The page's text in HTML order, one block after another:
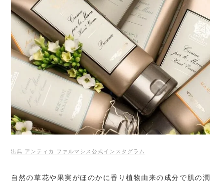
出典 アンティカ ファルマシス公式インスタグラム
自然の草花や果実がほのかに香り植物由来の成分で肌の潤